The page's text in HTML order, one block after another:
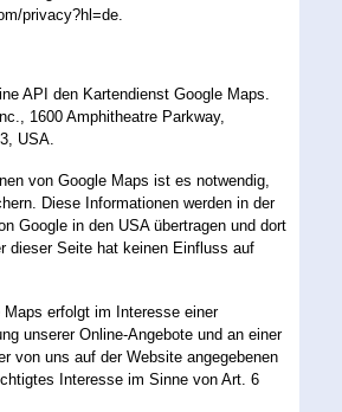
privacy?hl=de
API den Kartendienst Google Maps.
1600 Amphitheatre Parkway,
USA.
von Google Maps ist es notwendig,
Diese Informationen werden in der
Google in den USA übertragen und dort
dieser Seite hat keinen Einfluss auf
erfolgt im Interesse einer
unserer Online-Angebote und an einer
von uns auf der Website angegebenen
Interesse im Sinne von Art. 6